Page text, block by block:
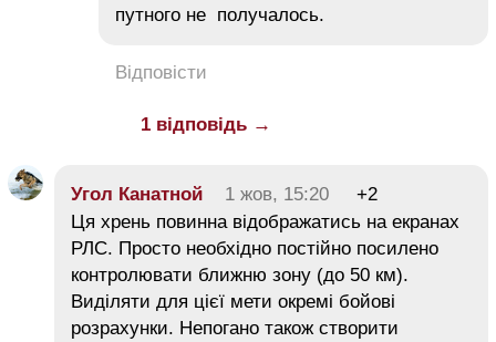
путного не получалось.
Відповісти
1 відповідь →
Угол Канатной 1 жов, 15:20
+2
Ця хрень повинна відображатись на екранах
РЛС. Просто необхідно постійно посилено
контролювати ближню зону (до 50 км).
Виділяти для цієї мети окремі бойові
розрахунки. Непогано також створити